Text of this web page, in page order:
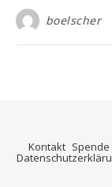
boelscher
Kontakt